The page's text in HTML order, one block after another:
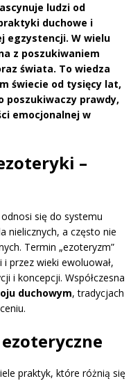
ludzi od
duchowe i
egzystencji. W wielu
z poszukiwaniem
świata. To wiedza
świecie od tysięcy lat,
poszukiwaczy prawdy,
emocjonalnej w
–
się do systemu
nielicznych, a często nie
Termin „ezoteryzm”
przez wieki ewoluował,
i koncepcji. Współczesna
duchowym, tradycjach
praktyk, które różnią się